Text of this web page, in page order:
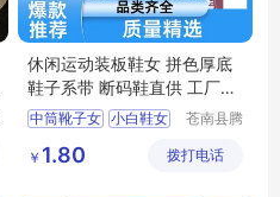
休闲运动装板鞋女 拼色厚底
鞋子系带 断码鞋直供 工厂处
理鞋
中筒靴子女 小白鞋女
小白鞋时尚百搭
苍南县腾
务商行
￥ 1.80 拨打电话